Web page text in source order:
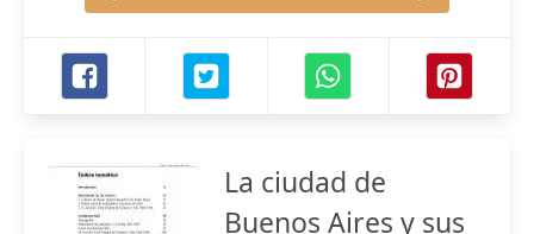
La ciudad de
Buenos Aires y sus